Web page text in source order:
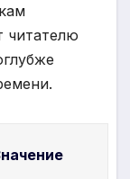
читателю